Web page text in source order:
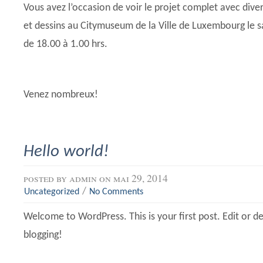
Vous avez l’occasion de voir le projet complet avec
et dessins au Citymuseum de la Ville de Luxembourg le
de 18.00 à 1.00 hrs.
Venez nombreux!
Hello world!
posted by admin on mai 29, 2014
Uncategorized / No Comments
Welcome to WordPress. This is your first post. Edit or
blogging!